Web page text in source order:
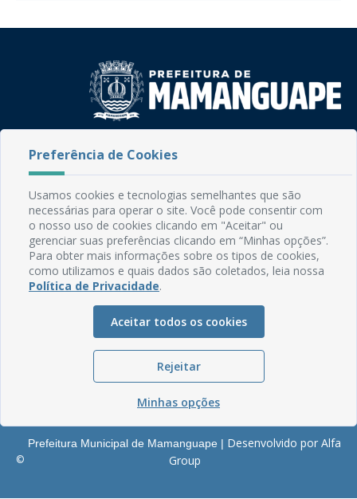
CEP: 58.280-000 - Mamanguape/PB
Fone: (83) 3292-2246
Email: comunicacao@mamanguape.pb.gov.br
Expediente: Segunda à Sexta, das 08h às 13h
Mapa do Site
Perguntas frequentes
Glossário
Serviços Internos
©
Prefeitura Municipal de Mamanguape | Desenvolvido por Alfa
Group
Preferência de Cookies
Usamos cookies e tecnologias semelhantes que são
necessárias para operar o site. Você pode consentir com
o nosso uso de cookies clicando em "Aceitar" ou
gerenciar suas preferências clicando em “Minhas opções”.
Para obter mais informações sobre os tipos de cookies,
como utilizamos e quais dados são coletados, leia nossa
Política de Privacidade.
Aceitar todos os cookies
Rejeitar
Minhas opções